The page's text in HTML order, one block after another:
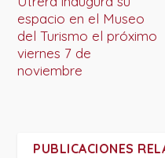
espacio en el Museo
del Turismo el próximo
viernes 7 de
noviembre
PUBLICACIONES